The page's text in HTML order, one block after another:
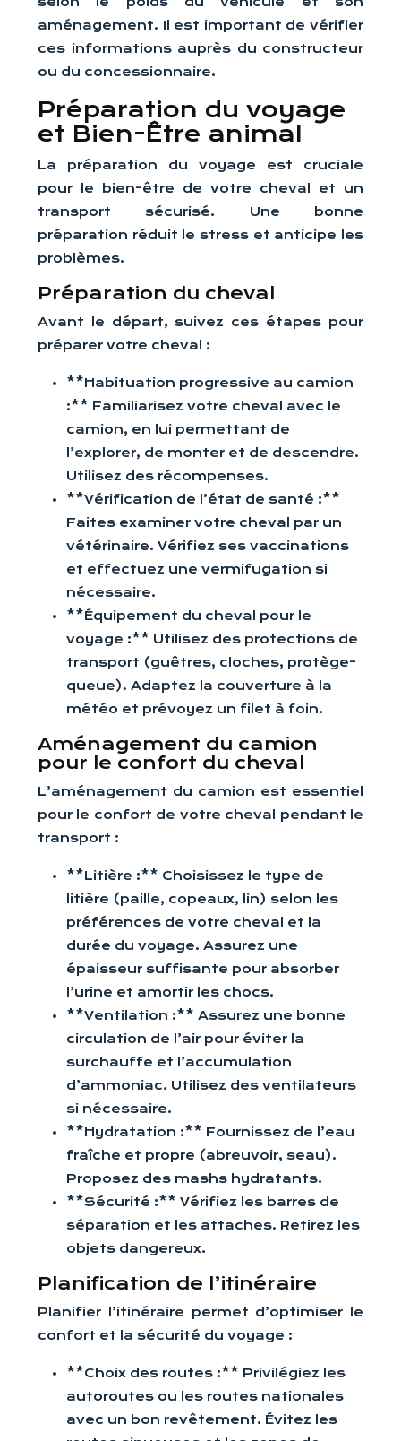
aménagement. Il est important de vérifier
ces informations auprès du constructeur
ou du concessionnaire.
Préparation du voyage
et Bien-Être animal
La préparation du voyage est cruciale
pour le bien-être de votre cheval et un
transport sécurisé. Une bonne
préparation réduit le stress et anticipe les
problèmes.
Préparation du cheval
Avant le départ, suivez ces étapes pour
préparer votre cheval :
**Habituation progressive au camion
:** Familiarisez votre cheval avec le
camion, en lui permettant de
l’explorer, de monter et de descendre.
Utilisez des récompenses.
**Vérification de l’état de santé :**
Faites examiner votre cheval par un
vétérinaire. Vérifiez ses vaccinations
et effectuez une vermifugation si
nécessaire.
**Équipement du cheval pour le
voyage :** Utilisez des protections de
transport (guêtres, cloches, protège-
queue). Adaptez la couverture à la
météo et prévoyez un filet à foin.
Aménagement du camion
pour le confort du cheval
L’aménagement du camion est essentiel
pour le confort de votre cheval pendant le
transport :
**Litière :** Choisissez le type de
litière (paille, copeaux, lin) selon les
préférences de votre cheval et la
durée du voyage. Assurez une
épaisseur suffisante pour absorber
l’urine et amortir les chocs.
**Ventilation :** Assurez une bonne
circulation de l’air pour éviter la
surchauffe et l’accumulation
d’ammoniac. Utilisez des ventilateurs
si nécessaire.
**Hydratation :** Fournissez de l’eau
fraîche et propre (abreuvoir, seau).
Proposez des mashs hydratants.
**Sécurité :** Vérifiez les barres de
séparation et les attaches. Retirez les
objets dangereux.
Planification de l’itinéraire
Planifier l’itinéraire permet d’optimiser le
confort et la sécurité du voyage :
**Choix des routes :** Privilégiez les
autoroutes ou les routes nationales
avec un bon revêtement. Évitez les